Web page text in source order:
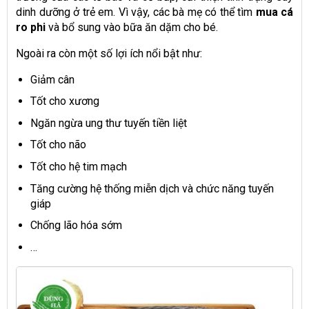
dinh dưỡng ở trẻ em. Vì vậy, các bà mẹ có thể tìm mua cá
ro phi và bổ sung vào bữa ăn dặm cho bé.
Ngoài ra còn một số lợi ích nổi bật như:
Giảm cân
Tốt cho xương
Ngăn ngừa ung thư tuyến tiền liệt
Tốt cho não
Tốt cho hệ tim mạch
Tăng cường hệ thống miễn dịch và chức năng tuyến
giáp
Chống lão hóa sớm
…